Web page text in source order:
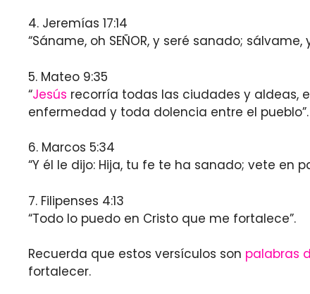
4. Jeremías 17:14
“Sáname, oh SEÑOR, y seré sanado;
5. Mateo 9:35
“Jesús recorría todas las ciudades y aldeas,
enfermedad y toda dolencia entre el pueblo”.
6. Marcos 5:34
“Y él le dijo: Hija, tu fe te ha sanado; vete en
7. Filipenses 4:13
“Todo lo puedo en Cristo que me fortalece”.
Recuerda que estos versículos son palabras
fortalecer.